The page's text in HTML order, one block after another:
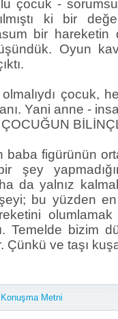
çocuk -
ki bir
bir hareketin
Oyun
çocuk,
Yani anne -
baba figürünün
şey
da yalnız
bu yüzden
Temelde
Çünkü ve taşı
Metni